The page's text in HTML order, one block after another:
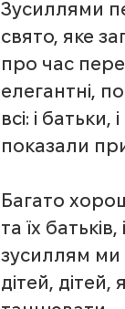
Зусиллями
свято, яке
про час
елегантні,
всі: і
показали
Багато
та їх
зусиллям
дітей, дітей,